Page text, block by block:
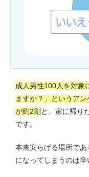
成人男性100人を対象
ますか？」というア
が約2割 と、家に帰り
です。
本来安らげる場所で
になってしまうのは辛